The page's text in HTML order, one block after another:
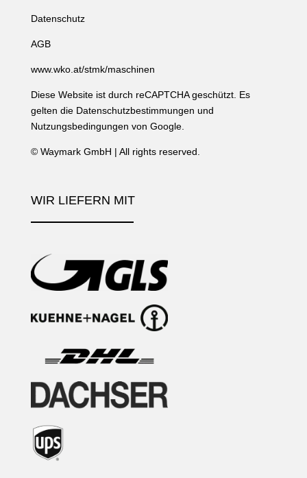
WIR LIEFERN MIT
Datenschutz
AGB
www.wko.at/stmk/maschinen
Diese Website ist durch reCAPTCHA geschützt. Es
gelten die Datenschutzbestimmungen und
Nutzungsbedingungen von Google.
© Waymark GmbH | All rights reserved.